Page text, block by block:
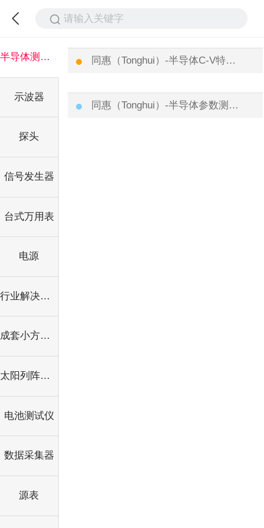
请输入关键字
半导体测试仪
示波器
探头
信号发生器
台式万用表
电源
行业解决方案
成套小方案系统
太阳列阵模拟器
电池测试仪
数据采集器
源表
同惠（Tonghui）-半导体C-V特性测试仪
同惠（Tonghui）-半导体参数测试仪